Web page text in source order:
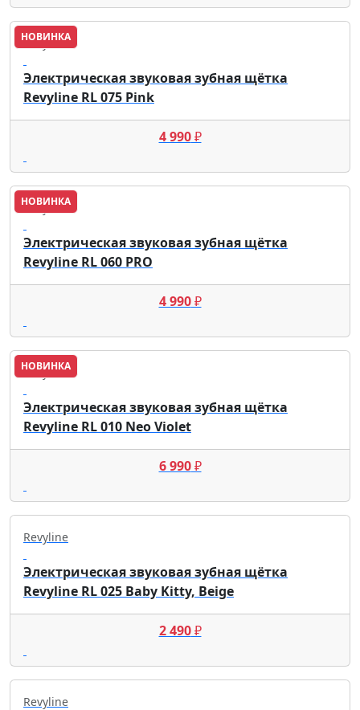
НОВИНКА
Revyline
Электрическая звуковая зубная щётка
Revyline RL 075 Pink
4 990₽
НОВИНКА
Revyline
Электрическая звуковая зубная щётка
Revyline RL 060 PRO
4 990₽
НОВИНКА
Revyline
Электрическая звуковая зубная щётка
Revyline RL 010 Neo Violet
6 990₽
Revyline
Электрическая звуковая зубная щётка
Revyline RL 025 Baby Kitty, Beige
2 490₽
Revyline